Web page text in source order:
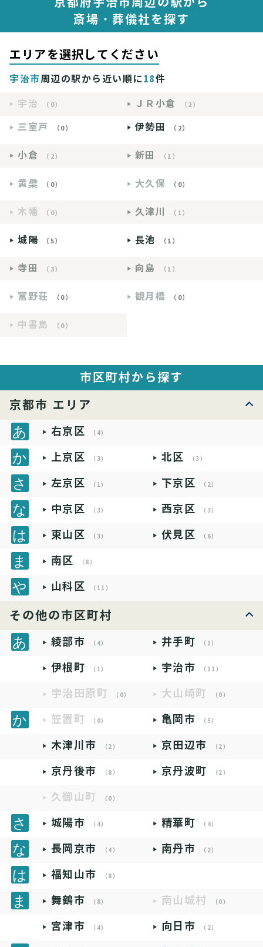
斎場・葬儀社を探す
エリアを選択してください
宇治市周辺の駅から近い順に18件
宇治
（0） ＪＲ小倉 （2）
三室戸 （0） 伊勢田 （2）
小倉 （2） 新田 （1）
黄檗 （0） 大久保 （0）
木幡 （0） 久津川 （1）
城陽 （5） 長池 （1）
寺田 （3） 向島 （1）
富野荘 （0） 観月橋 （0）
中書島 （0）
市区町村から探す
京都市 エリア
右京区 （4）
上京区 （3） 北区 （3）
左京区 （1） 下京区 （2）
中京区 （3） 西京区 （3）
東山区 （3） 伏見区 （6）
南区 （8）
山科区 （11）
その他の市区町村
綾部市 （4） 井手町 （1）
伊根町 （1） 宇治市 （11）
宇治田原町 （0） 大山崎町 （0）
笠置町 （0） 亀岡市 （5）
木津川市 （2） 京田辺市 （2）
京丹後市 （8） 京丹波町 （2）
久御山町 （0）
城陽市 （4） 精華町 （4）
長岡京市 （4） 南丹市 （2）
福知山市 （8）
舞鶴市 （8） 南山城村 （0）
宮津市 （4） 向日市 （2）